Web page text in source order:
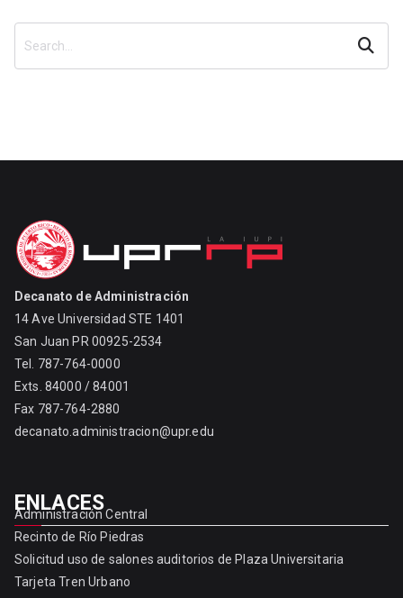
Search
Decanato de Administración
14 Ave Universidad STE 1401
San Juan PR 00925-2534
Tel. 787-764-0000
Exts. 84000 / 84001
Fax 787-764-2880
decanato.administracion@upr.edu
ENLACES
Administración Central
Recinto de Río Piedras
Solicitud uso de salones auditorios de Plaza Universitaria
Tarjeta Tren Urbano